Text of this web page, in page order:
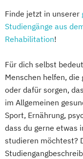
Finde jetzt in unserer
Studiengänge aus
Rehabilitation!
Für dich selbst
Menschen helfen,
oder dafür sorgen,
im Allgemeinen
Sport, Ernährung,
dass du gerne etwas
studieren möchtest?